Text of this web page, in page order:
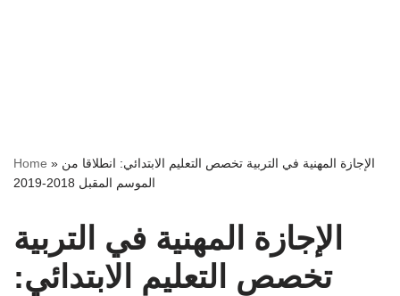
Home » الإجازة المهنية في التربية تخصص التعليم الابتدائي: انطلاقا من
الموسم المقبل 2018-2019
الإجازة المهنية في التربية
تخصص التعليم الابتدائي: